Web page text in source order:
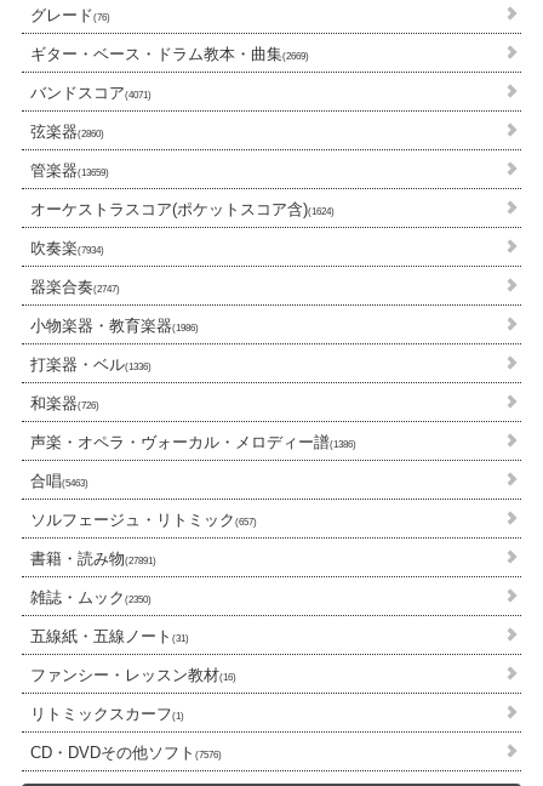
グレード(76)
ギター・ベース・ドラム教本・曲集(2669)
バンドスコア(4071)
弦楽器(2860)
管楽器(13659)
オーケストラスコア(ポケットスコア含)(1624)
吹奏楽(7934)
器楽合奏(2747)
小物楽器・教育楽器(1986)
打楽器・ベル(1336)
和楽器(726)
声楽・オペラ・ヴォーカル・メロディー譜(1386)
合唱(5463)
ソルフェージュ・リトミック (657)
書籍・読み物(27891)
雑誌・ムック (2350)
五線紙・五線ノート (31)
ファンシー・レッスン教材(16)
リトミックスカーフ(1)
CD・DVDその他ソフト (7576)